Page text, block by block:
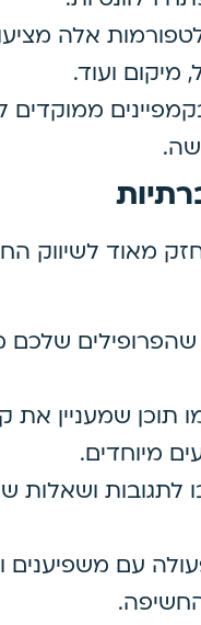
אלה
מיקום ועוד.
ממוקדים
מאוד לשיווק
שהפרופילים
תוכן שמעניין
מיוחדים.
לתגובות
עם משפיענים